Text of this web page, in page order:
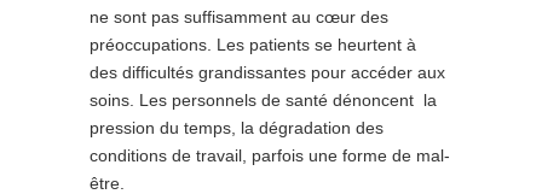
ne sont pas suffisamment au cœur des
préoccupations. Les patients se heurtent à
des difficultés grandissantes pour accéder aux
soins. Les personnels de santé dénoncent la
pression du temps, la dégradation des
conditions de travail, parfois une forme de mal-
être.